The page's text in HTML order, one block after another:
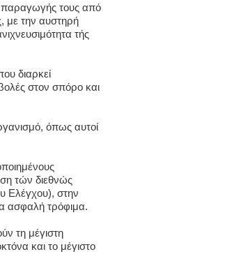
παραγωγής τους από
με την αυστηρή
τής
διαρκεί
στον σπόρο και
όπως αυτοί
τών διεθνώς
Ελέγχου), στην
ασφαλή τρόφιμα.
τη μέγιστη
και το μέγιστο